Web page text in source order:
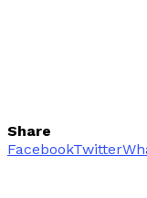
Share
FacebookTwitter